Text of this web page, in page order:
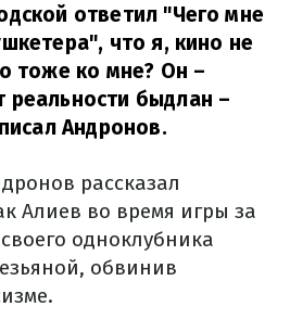
ответил "Чего мне
что я, кино не
тоже ко мне? Он –
реальности быдлан –
Андронов.
рассказал
Алиев во время игры за
одноклубника
обвинив